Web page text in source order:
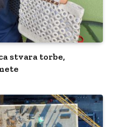
stvara torbe,